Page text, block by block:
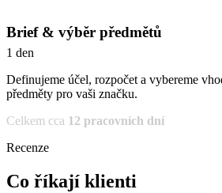
Brief & výběr předmětů
1 den
Definujeme účel, rozpočet a vybereme
předměty pro vaši značku.
Celkem cca 12 pracovních dní
Recenze
Co říkají klienti